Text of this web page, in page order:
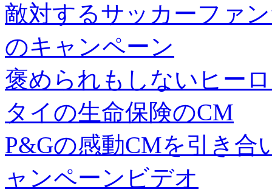
敵対するサッカーファ
のキャンペーン
褒められもしないヒー
タイの生命保険のCM
P&Gの感動CMを引き
ャンペーンビデオ